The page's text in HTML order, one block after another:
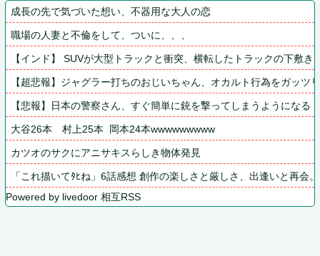
成長の先で気づいた想い、不器用な大人の恋
職場の人妻と不倫をして、ついに、、、
【インド】 SUVが大型トラックと衝突、横転したトラックの下敷き
【超悲報】ジャグラー打ちのおじいちゃん、オカルト行為をガッツ
【悲報】日本の警察さん、すぐ簡単に銃を撃ってしまうようになる
大谷26本　村上25本  岡本24本wwwwwwwww
カツオのサクにアニサキスらしき物体発見
「これ描いてﾀﾋね」6話感想 創作の楽しさと厳しさ、出逢いと再会
Powered by livedoor 相互RSS